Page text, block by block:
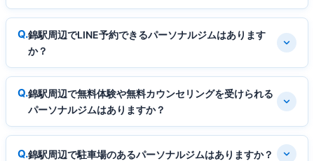
錦駅周辺でLINE予約できるパーソナルジムはあります
か？
錦駅周辺で無料体験や無料カウンセリングを受けられる
パーソナルジムはありますか？
錦駅周辺で駐車場のあるパーソナルジムはありますか？